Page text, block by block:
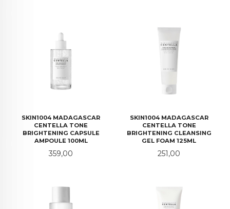
SKIN1004 MADAGASCAR
CENTELLA TONE
BRIGHTENING CAPSULE
AMPOULE 100ML
Pris
359,00
SKIN1004 MADAGASCAR
CENTELLA TONE
BRIGHTENING CLEANSING
GEL FOAM 125ML
Pris
251,00